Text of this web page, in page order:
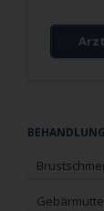
Navigation